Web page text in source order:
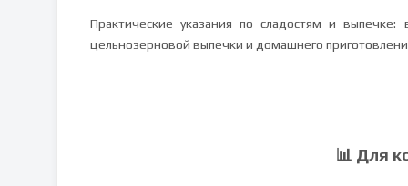
Практические указания по сладостям и выпечке:
цельнозерновой выпечки и домашнего
📊 Для